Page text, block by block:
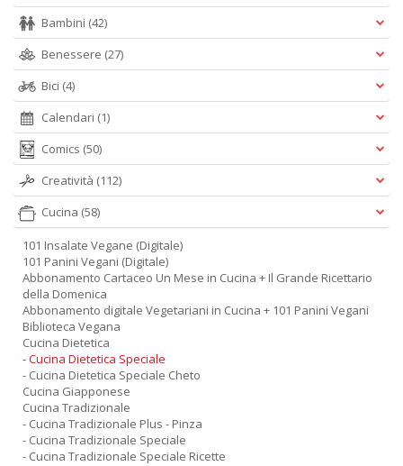
Bambini (42)
Benessere (27)
Bici (4)
Calendari (1)
Comics (50)
Creatività (112)
Cucina (58)
101 Insalate Vegane (Digitale)
101 Panini Vegani (Digitale)
Abbonamento Cartaceo Un Mese in Cucina + Il Grande Ricettario
della Domenica
Abbonamento digitale Vegetariani in Cucina + 101 Panini Vegani
Biblioteca Vegana
Cucina Dietetica
- Cucina Dietetica Speciale
- Cucina Dietetica Speciale Cheto
Cucina Giapponese
Cucina Tradizionale
- Cucina Tradizionale Plus - Pinza
- Cucina Tradizionale Speciale
- Cucina Tradizionale Speciale Ricette